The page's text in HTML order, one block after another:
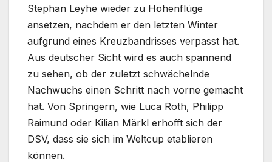
Stephan Leyhe wieder zu Höhenflüge
ansetzen, nachdem er den letzten Winter
aufgrund eines Kreuzbandrisses verpasst hat.
Aus deutscher Sicht wird es auch spannend
zu sehen, ob der zuletzt schwächelnde
Nachwuchs einen Schritt nach vorne gemacht
hat. Von Springern, wie Luca Roth, Philipp
Raimund oder Kilian Märkl erhofft sich der
DSV, dass sie sich im Weltcup etablieren
können.